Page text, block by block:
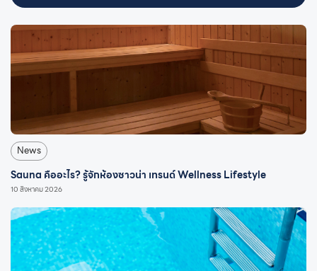
News
Sauna คืออะไร? รู้จักห้องซาวน่า เทรนด์ Wellness Lifestyle
10 สิงหาคม 2026